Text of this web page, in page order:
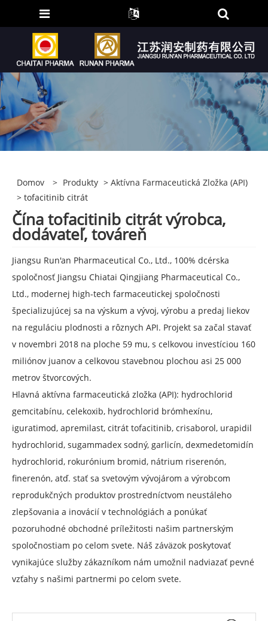
Domov > Produkty >Aktívna Farmaceutická Zložka (API)
> tofacitinib citrát
Čína tofacitinib citrát výrobca,
dodávateľ, továreň
Jiangsu Run'an Pharmaceutical Co., Ltd., 100% dcérska
spoločnosť Jiangsu Chiatai Qingjiang Pharmaceutical Co.,
Ltd., modernej high-tech farmaceutickej spoločnosti
špecializujúcej sa na výskum a vývoj, výrobu a predaj liekov
na reguláciu plodnosti a rôznych API. Projekt sa začal stavať
v novembri 2018 na ploche 59 mu, s celkovou investíciou 160
miliónov juanov a celkovou stavebnou plochou asi 25 000
metrov štvorcových.
Hlavná aktívna farmaceutická zložka (API): hydrochlorid
gemcitabínu, celekoxib, hydrochlorid brómhexínu,
iguratimod, apremilast, citrát tofacitinib, crisaborol, urapidil
hydrochlorid, sugammadex sodný, garlicín, dexmedetomidín
hydrochlorid, rokurónium bromid, nátrium riserenón,
finerenón, atď. stať sa svetovým vývojárom a výrobcom
reprodukčných produktov prostredníctvom neustáleho
zlepšovania a inovácií v technológiách a ponúkať
pozoruhodné obchodné príležitosti našim partnerským
spoločnostiam po celom svete. Náš záväzok poskytovať
vynikajúce služby zákazníkom nám umožnil nadviazať pevné
vzťahy s našimi partnermi po celom svete.